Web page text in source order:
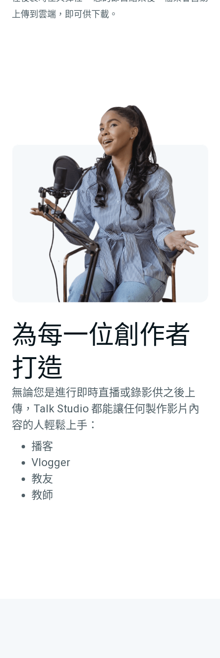
上傳到雲端，即可供下載。
為每一位創作者
打造
無論您是進行即時直播或錄影供之後上
傳，Talk Studio 都能讓任何製作影片內
容的人輕鬆上手：
播客
Vlogger
教友
教師